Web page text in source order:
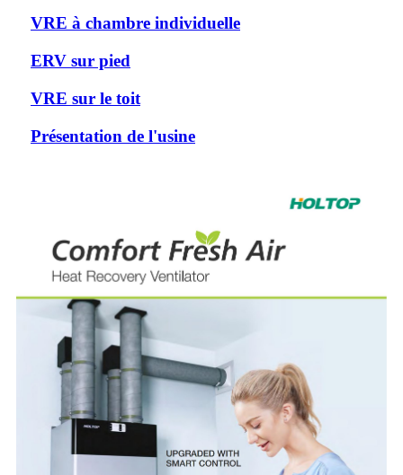
VRE à chambre individuelle
ERV sur pied
VRE sur le toit
Présentation de l'usine